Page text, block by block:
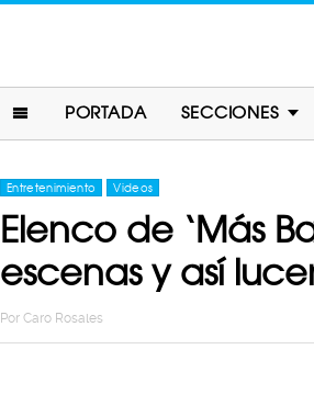
PORTADA SECCIONES
Entretenimiento Videos
Elenco de ‘Más
escenas y así
Por Caro Rosales